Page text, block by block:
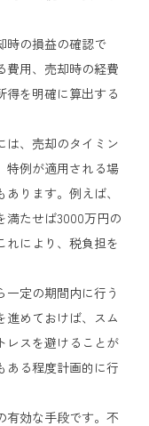
時の損益の確認で
費用、売却時の経費
得を明確に算出する
は、売却のタイミン
特例が適用される場
ります。例えば、
満たせば3000万円の
れにより、税負担を
定の期間内に行う
進めておけば、スム
レスを避けることが
ある程度計画的に行
有効な手段です。不